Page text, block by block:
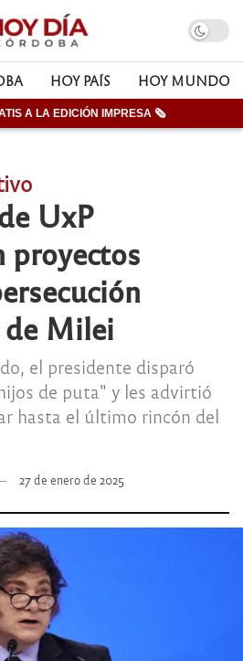
HOY PAÍS HOY MUNDO
A LA EDICIÓN IMPRESA 🗞
UxP
proyectos
de Milei
el presidente disparó
de puta" y les advirtió
hasta el último rincón del
27 de enero de 2025